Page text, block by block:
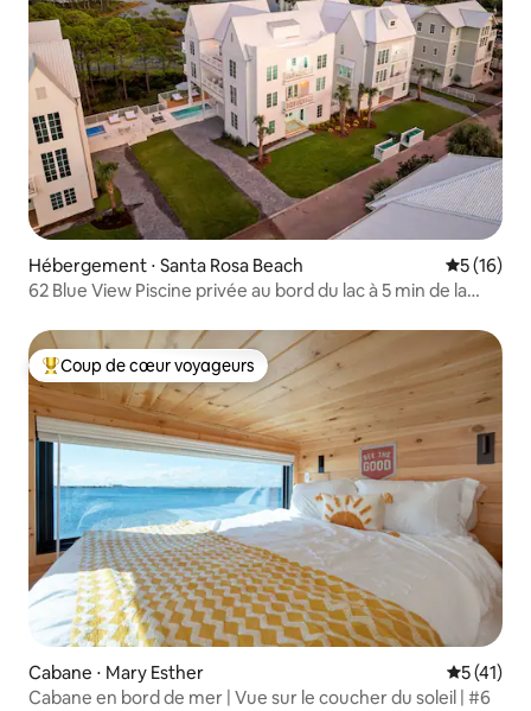
Hébergement ⋅ Santa Rosa Beach
5 (16)
62 Blue View Piscine privée au bord du lac à 5 min de la
Coups de cœur voyageurs les plus appréciés
Coup de cœur voyageurs
Cabane ⋅ Mary Esther
5 (41)
Cabane en bord de mer | Vue sur le coucher du soleil | #6